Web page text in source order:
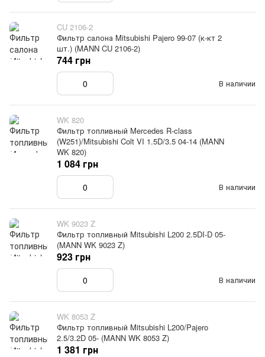
CU 2106-2
Фильтр салона Mitsubishi Pajero 99-07 (к-кт 2
шт.) (MANN CU 2106-2)
В наличии
744 грн
WK 820
Фильтр топливный Mercedes R-class
(W251)/Mitsubishi Colt VI 1.5D/3.5 04-14 (MANN
WK 820)
В наличии
1 084 грн
WK 9023 Z
Фильтр топливный Mitsubishi L200 2.5DI-D 05-
(MANN WK 9023 Z)
В наличии
923 грн
WK 8053 Z
Фильтр топливный Mitsubishi L200/Pajero
2.5/3.2D 05- (MANN WK 8053 Z)
1 381 грн